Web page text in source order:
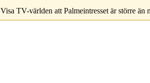
Visa TV-världen att Palmeintresset är större än